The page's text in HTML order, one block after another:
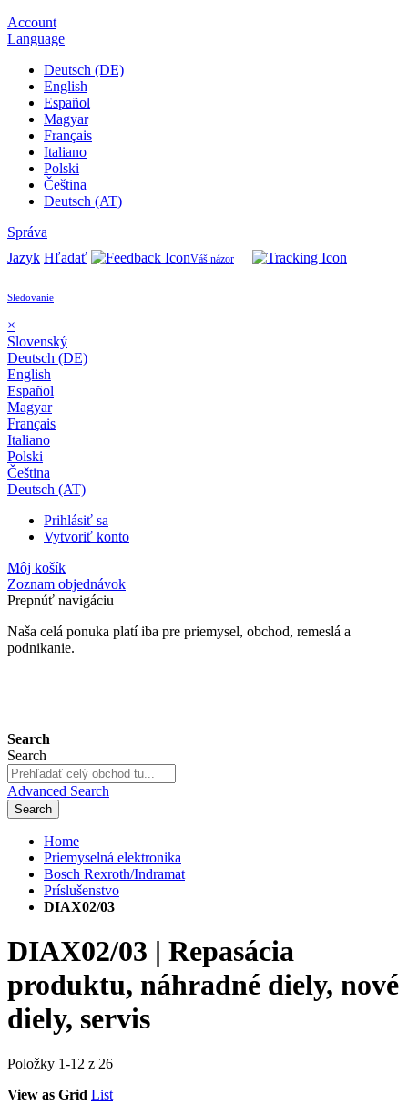
Account
Language
Deutsch (DE)
English
Español
Magyar
Français
Italiano
Polski
Čeština
Deutsch (AT)
Správa
Jazyk Hľadať Váš názor
Sledovanie
×
Slovenský
Deutsch (DE)
English
Español
Magyar
Français
Italiano
Polski
Čeština
Deutsch (AT)
Prihlásiť sa
Vytvoriť konto
Môj košík
Zoznam objednávok
Prepnúť navigáciu
Naša celá ponuka platí iba pre priemysel, obchod, remeslá a
podnikanie.
Search
Search
Advanced Search
Search
Home
Priemyselná elektronika
Bosch Rexroth/Indramat
Príslušenstvo
DIAX02/03
DIAX02/03 | Repasácia
produktu, náhradné diely, nové
diely, servis
Položky 1-12 z 26
View as Grid List